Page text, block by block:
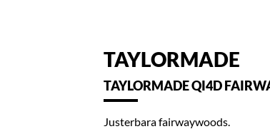
TAYLORMADE
TAYLORMADE QI4D
Justerbara fairwaywoods.